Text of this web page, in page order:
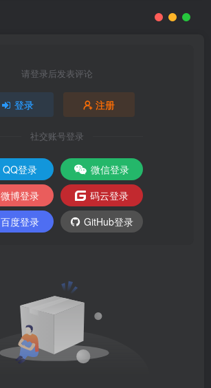
请登录后发表评论
登录 注册
社交账号登录
QQ登录
微信登录
微博登录
码云登录
百度登录
GitHub登录